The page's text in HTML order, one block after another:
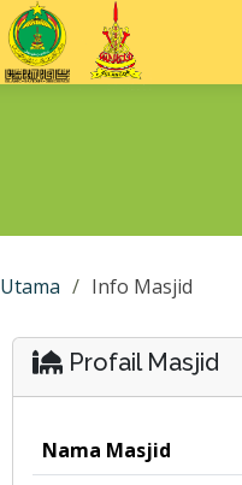
Utama Info Masjid
Profail Masjid
Nama Masjid